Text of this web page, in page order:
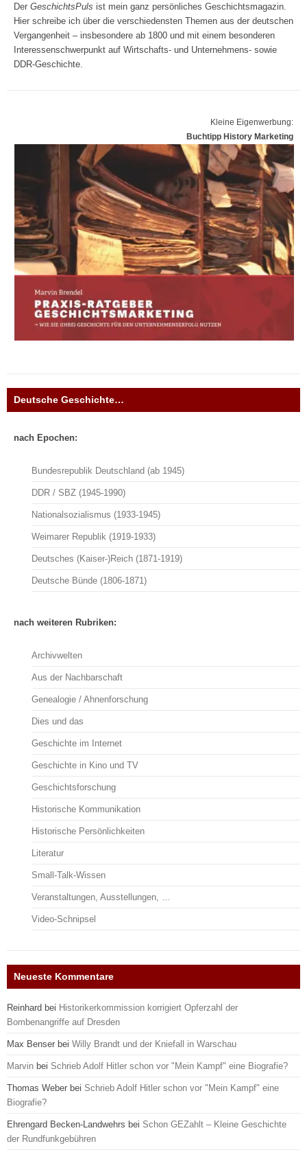
Der GeschichtsPuls ist mein ganz persönliches Geschichtsmagazin.
Hier schreibe ich über die verschiedensten Themen aus der deutschen
Vergangenheit – insbesondere ab 1800 und mit einem besonderen
Interessenschwerpunkt auf Wirtschafts- und Unternehmens- sowie
DDR-Geschichte.
Kleine Eigenwerbung:
Buchtipp History Marketing
Deutsche Geschichte…
nach Epochen:
Bundesrepublik Deutschland (ab 1945)
DDR / SBZ (1945-1990)
Nationalsozialismus (1933-1945)
Weimarer Republik (1919-1933)
Deutsches (Kaiser-)Reich (1871-1919)
Deutsche Bünde (1806-1871)
nach weiteren Rubriken:
Archivwelten
Aus der Nachbarschaft
Genealogie / Ahnenforschung
Dies und das
Geschichte im Internet
Geschichte in Kino und TV
Geschichtsforschung
Historische Kommunikation
Historische Persönlichkeiten
Literatur
Small-Talk-Wissen
Veranstaltungen, Ausstellungen, …
Video-Schnipsel
Neueste Kommentare
Reinhard bei Historikerkommission korrigiert Opferzahl der
Bombenangriffe auf Dresden
Max Benser bei Willy Brandt und der Kniefall in Warschau
Marvin bei Schrieb Adolf Hitler schon vor "Mein Kampf" eine Biografie?
Thomas Weber bei Schrieb Adolf Hitler schon vor "Mein Kampf" eine
Biografie?
Ehrengard Becken-Landwehrs bei Schon GEZahlt – Kleine Geschichte
der Rundfunkgebühren